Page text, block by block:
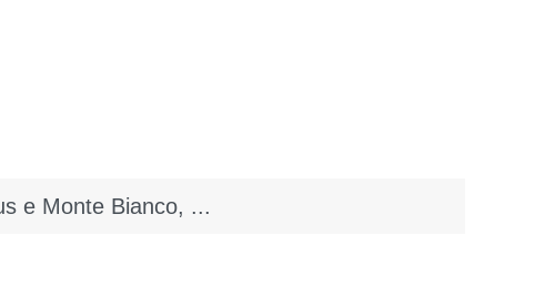
e Monte Bianco, ...